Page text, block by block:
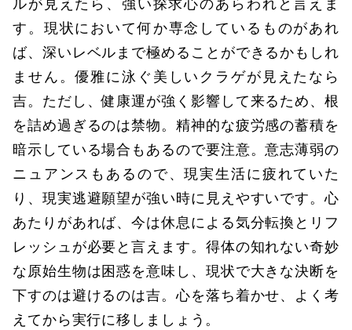
す。現状において何か専念しているものがあれ
ば、深いレベルまで極めることができるかもしれ
ません。優雅に泳ぐ美しいクラゲが見えたなら
吉。ただし、健康運が強く影響して来るため、根
を詰め過ぎるのは禁物。精神的な疲労感の蓄積を
暗示している場合もあるので要注意。意志薄弱の
ニュアンスもあるので、現実生活に疲れていた
り、現実逃避願望が強い時に見えやすいです。心
あたりがあれば、今は休息による気分転換とリフ
レッシュが必要と言えます。得体の知れない奇妙
な原始生物は困惑を意味し、現状で大きな決断を
下すのは避けるのは吉。心を落ち着かせ、よく考
えてから実行に移しましょう。